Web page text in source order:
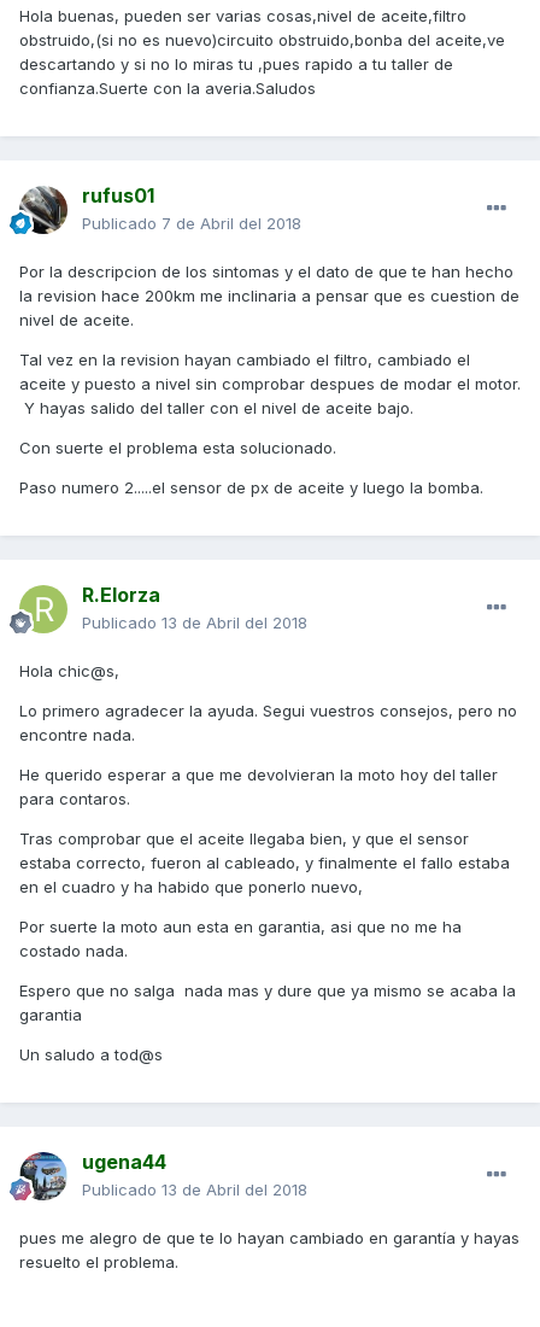
Hola buenas, pueden ser varias cosas,nivel de aceite,filtro
obstruido,(si no es nuevo)circuito obstruido,bonba del aceite,ve
descartando y si no lo miras tu ,pues rapido a tu taller de
confianza.Suerte con la averia.Saludos
rufus01
Publicado 7 de Abril del 2018
Por la descripcion de los sintomas y el dato de que te han hecho
la revision hace 200km me inclinaria a pensar que es cuestion de
nivel de aceite.
Tal vez en la revision hayan cambiado el filtro, cambiado el
aceite y puesto a nivel sin comprobar despues de modar el motor.
Y hayas salido del taller con el nivel de aceite bajo.
Con suerte el problema esta solucionado.
Paso numero 2.....el sensor de px de aceite y luego la bomba.
R.Elorza
Publicado 13 de Abril del 2018
Hola chic@s,
Lo primero agradecer la ayuda. Segui vuestros consejos, pero no
encontre nada.
He querido esperar a que me devolvieran la moto hoy del taller
para contaros.
Tras comprobar que el aceite llegaba bien, y que el sensor
estaba correcto, fueron al cableado, y finalmente el fallo estaba
en el cuadro y ha habido que ponerlo nuevo,
Por suerte la moto aun esta en garantia, asi que no me ha
costado nada.
Espero que no salga nada mas y dure que ya mismo se acaba la
garantia
Un saludo a tod@s
ugena44
Publicado 13 de Abril del 2018
pues me alegro de que te lo hayan cambiado en garantía y hayas
resuelto el problema.